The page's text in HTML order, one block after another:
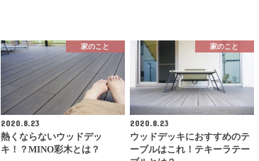
家のこと
2020.8.23
熱くならないウッドデッ
キ！？MINO彩木とは？
家のこと
2020.8.23
ウッドデッキにおすすめのテ
ーブルはこれ！テキーラテー